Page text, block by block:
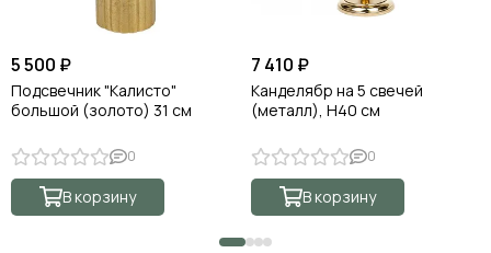
5 500 ₽
Подсвечник "Калисто"
большой (золото) 31 см
0
В корзину
7 410 ₽
Канделябр на 5 свечей
(металл), Н40 см
0
В корзину